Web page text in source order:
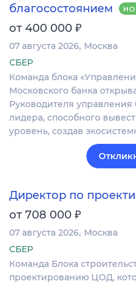
благосостоянием
от 400 000 ₽
07 августа 2026 Москва
СБЕР
Команда блока
Московского банка
Руководителя
лидера, способного
уровень, создав
Директор по
от 708 000 ₽
07 августа 2026 Москва
СБЕР
Команда Блока
проектированию ЦОД,